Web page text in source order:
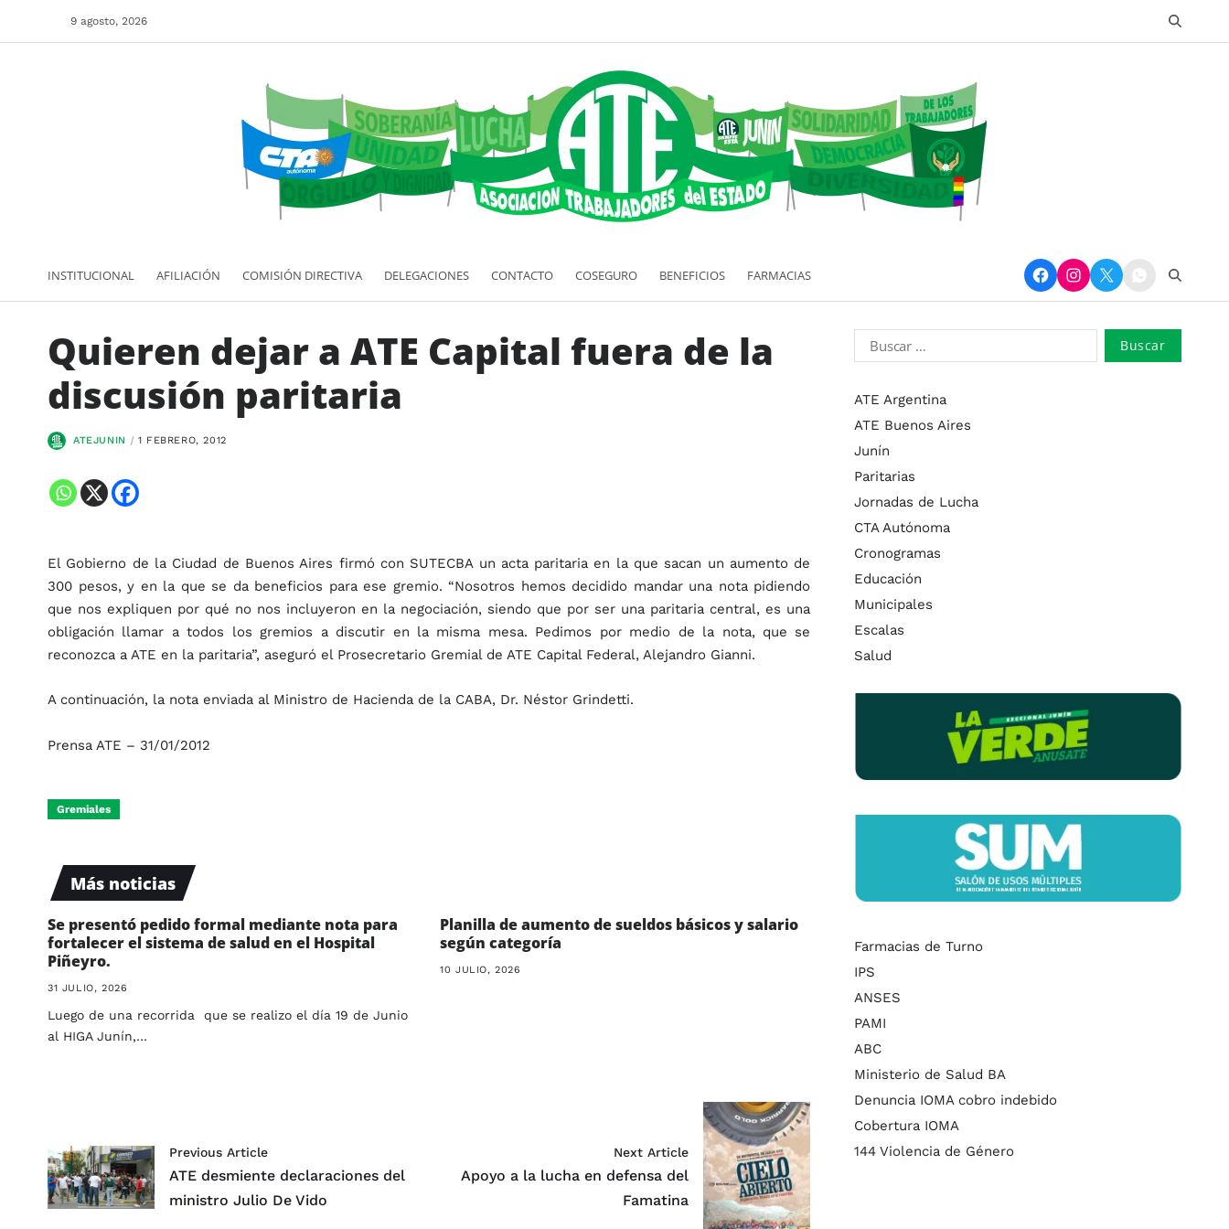
9 agosto, 2026
INSTITUCIONAL AFILIACIÓN COMISIÓN DIRECTIVA DELEGACIONES CONTACTO COSEGURO BENEFICIOS FARMACIAS
Quieren dejar a ATE Capital fuera de la
discusión paritaria
ATEJUNIN 1 FEBRERO, 2012
El Gobierno de la Ciudad de Buenos Aires firmó con SUTECBA un acta paritaria en la que sacan un aumento de
300 pesos, y en la que se da beneficios para ese gremio. “Nosotros hemos decidido mandar una nota pidiendo
que nos expliquen por qué no nos incluyeron en la negociación, siendo que por ser una paritaria central, es una
obligación llamar a todos los gremios a discutir en la misma mesa. Pedimos por medio de la nota, que se
reconozca a ATE en la paritaria”, aseguró el Prosecretario Gremial de ATE Capital Federal, Alejandro Gianni.
A continuación, la nota enviada al Ministro de Hacienda de la CABA, Dr. Néstor Grindetti.
Prensa ATE – 31/01/2012
Gremiales
Más noticias
Se presentó pedido formal mediante nota para
fortalecer el sistema de salud en el Hospital
Piñeyro.
31 JULIO, 2026
Luego de una recorrida que se realizo el día 19 de Junio
al HIGA Junín,…
Planilla de aumento de sueldos básicos y salario
según categoría
10 JULIO, 2026
Previous Article
ATE desmiente declaraciones del
ministro Julio De Vido
Next Article
Apoyo a la lucha en defensa del
Famatina
ATE Argentina
ATE Buenos Aires
Junín
Paritarias
Jornadas de Lucha
CTA Autónoma
Cronogramas
Educación
Municipales
Escalas
Salud
Farmacias de Turno
IPS
ANSES
PAMI
ABC
Ministerio de Salud BA
Denuncia IOMA cobro indebido
Cobertura IOMA
144 Violencia de Género